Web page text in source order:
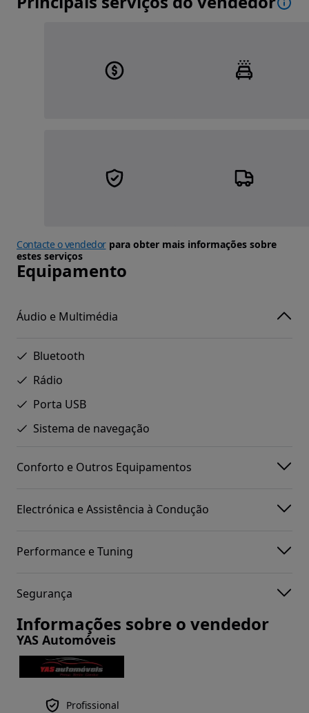
Contacte o vendedorpara obter mais informações sobre
estes serviços
Equipamento
Áudio e Multimédia
Bluetooth
Rádio
Porta USB
Sistema de navegação
Conforto e Outros Equipamentos
Electrónica e Assistência à Condução
Performance e Tuning
Segurança
Informações sobre o vendedor
YAS Automóveis
Profissional